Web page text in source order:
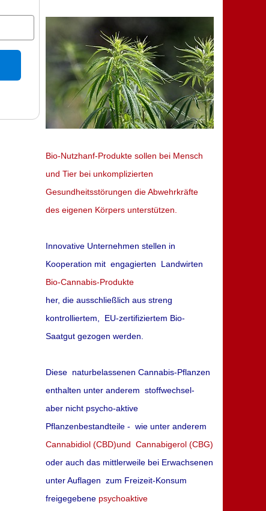
Bio-Nutzhanf-Produkte sollen bei Mensch
und Tier bei unkomplizierten
Gesundheitsstörungen die Abwehrkräfte
des eigenen Körpers unterstützen.
Innovative Unternehmen stellen in
Kooperation mit engagierten Landwirten
Bio-Cannabis-Produkte
her, die ausschließlich aus streng
kontrolliertem, EU-zertifiziertem Bio-
Saatgut gezogen werden.
Diese naturbelassenen Cannabis-Pflanzen
enthalten unter anderem stoffwechsel-
aber nicht psycho-aktive
Pflanzenbestandteile - wie unter anderem
Cannabidiol (CBD)und Cannabigerol (CBG)
oder auch das mittlerweile bei Erwachsenen
unter Auflagen zum Freizeit-Konsum
freigegebene psychoaktive